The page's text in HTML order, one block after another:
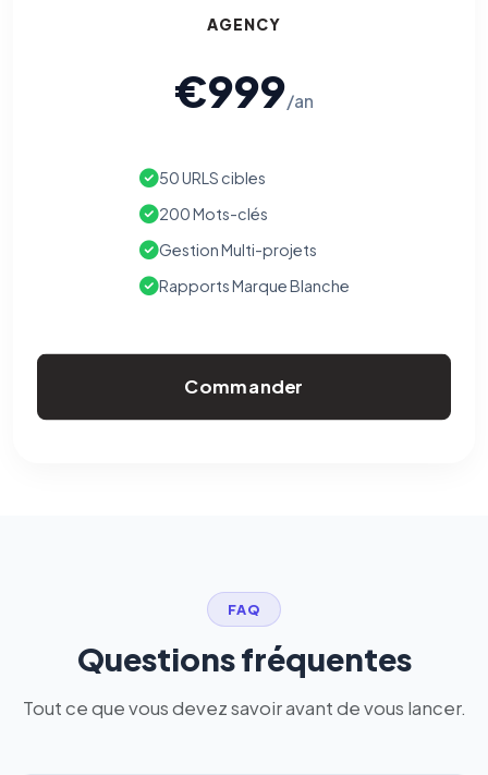
AGENCY
€999/an
50 URLS cibles
200 Mots-clés
Gestion Multi-projets
Rapports Marque Blanche
Commander
FAQ
Questions fréquentes
Tout ce que vous devez savoir avant de vous lancer.